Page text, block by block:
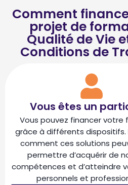
Comment
projet de
Qualité de Vie
Conditions de
Vous êtes un
Vous pouvez financer votre
grâce à différents dispositifs.
comment ces solutions
permettre d’acquérir de
compétences et d’atteindre
personnels et